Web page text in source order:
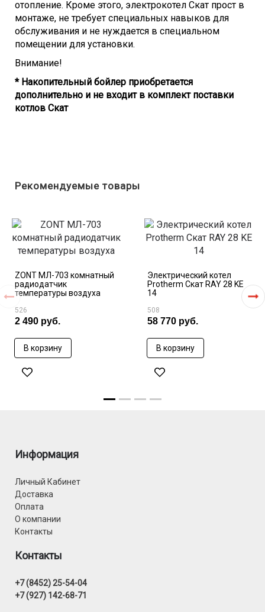
отопление. Кроме этого, электрокотел Скат прост в
монтаже, не требует специальных навыков для
обслуживания и не нуждается в специальном
помещении для установки.
Внимание!
* Накопительный бойлер приобретается
дополнительно и не входит в комплект поставки
котлов Скат
Рекомендуемые товары
ZONT МЛ-703 комнатный
радиодатчик
температуры воздуха
526
2 490 руб.
В корзину
Электрический котел
Protherm Скат RAY 28 KE
14
508
58 770 руб.
В корзину
Информация
Личный Кабинет
Доставка
Оплата
О компании
Контакты
Контакты
+7 (8452) 25-54-04
+7 (927) 142-68-71